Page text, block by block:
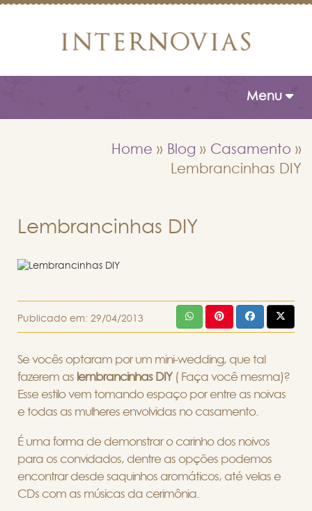
Toggle
Menu
Home » Blog » Casamento »
Lembrancinhas DIY
Lembrancinhas DIY
Publicado em: 29/04/2013
Se vocês optaram por um mini-wedding, que tal
fazerem as lembrancinhas DIY( Faça você mesma)?
Esse estilo vem tomando espaço por entre as noivas
e todas as mulheres envolvidas no casamento.
É uma forma de demonstrar o carinho dos noivos
para os convidados, dentre as opções podemos
encontrar desde saquinhos aromáticos, até velas e
CDs com as músicas da cerimônia.